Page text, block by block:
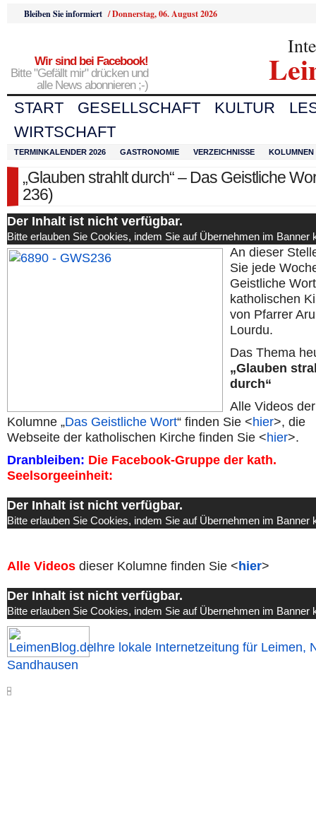
Bleiben Sie informiert /Donnerstag, 06. August 2026
Wir sind bei Facebook!
Bitte "Gefällt mir" drücken und
alle News abonnieren ;-)
START GESELLSCHAFT KULTUR
WIRTSCHAFT
TERMINKALENDER 2026 GASTRONOMIE VERZEICHNISSE KOLUMNEN
„Glauben strahlt durch“ – Das Geistliche
236)
Der Inhalt ist nicht verfügbar.
Bitte erlauben Sie Cookies, indem Sie auf Übernehmen im Banner
An dieser
Sie jede
Geistliche
katholischen
von Pfarrer
Lourdu.
Das Thema
„Glauben
durch“
Alle Videos der
Kolumne „Das Geistliche Wort“ finden Sie <hier>, die
Webseite der katholischen Kirche finden Sie <hier>.
Dranbleiben: Die Facebook-Gruppe der kath.
Seelsorgeeinheit:
Der Inhalt ist nicht verfügbar.
Bitte erlauben Sie Cookies, indem Sie auf Übernehmen im Banner
Alle Videos dieser Kolumne finden Sie < hier>
Der Inhalt ist nicht verfügbar.
Bitte erlauben Sie Cookies, indem Sie auf Übernehmen im Banner
Ihre lokale Internetzeitung für Leimen,
Sandhausen